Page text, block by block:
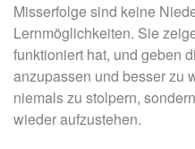
Misserfolge sind keine
Lernmöglichkeiten. Sie
funktioniert hat, und geben
anzupassen und besser zu
niemals zu stolpern,
wieder aufzustehen.